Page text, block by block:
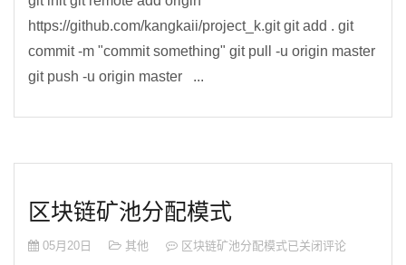
https://github.com/kangkaii/project_k.git git add . git
commit -m "commit something" git pull -u origin master
git push -u origin master ...
区块链矿池分配模式
05月20日 其他 区块链矿池分配模式已关闭评论